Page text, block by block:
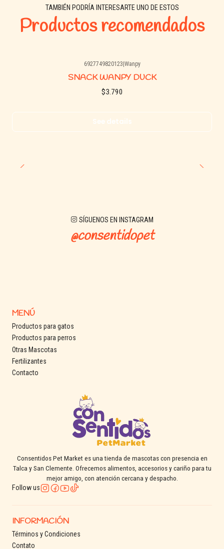
TAMBIÉN PODRÍA INTERESARTE UNO DE ESTOS
Productos recomendados
6927749820123 Wanpy
SNACK WANPY DUCK
$3.790
See details
SÍGUENOS EN INSTAGRAM
@consentidopet
MENÚ
Productos para gatos
Productos para perros
Otras Mascotas
Fertilizantes
Contacto
Consentidos Pet Market es una tienda de mascotas con presencia en
Talca y San Clemente. Ofrecemos alimentos, accesorios y cariño para tu
mejor amigo, con atención cercana y despacho.
Follow us
INFORMACIÓN
Términos y Condiciones
Contato